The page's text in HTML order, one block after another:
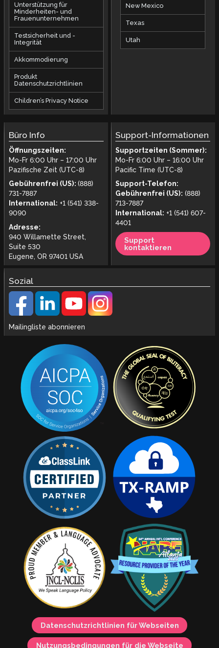
Unterstützung für
Minderheiten- und
Frauenunternehmen
Testsicherheit und -
Integrität
Akkommodierung
Produkt
Datenschutzrichtlinien
Children’s Privacy Notice
New Mexico
Texas
Utah
Büro Info
Öffnungszeiten:
Mo-Fr 6:00 Uhr – 17:00 Uhr
Pazifische Zeit (UTC-8)
Gebührenfrei (US): (888)
731-7887
International: +1 (541) 338-
9090
Adresse:
940 Willamette Street,
Suite 530
Eugene, OR 97401 USA
Support-Informationen
Supportzeiten (Sommer):
Mo-Fr 6:00 Uhr – 16:00 Uhr
Pacific Time (UTC-8)
Support-Telefon:
Gebührenfrei (US): (888)
713-7887
International: +1 (541) 607-
4401
Support
kontaktieren
Sozial
Mailingliste abonnieren
Datenschutzrichtlinien für Webseiten
Nutzungsbedingungen für die Webseite